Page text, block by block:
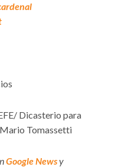
Dicasterio para
Tomassetti
Google Newsy